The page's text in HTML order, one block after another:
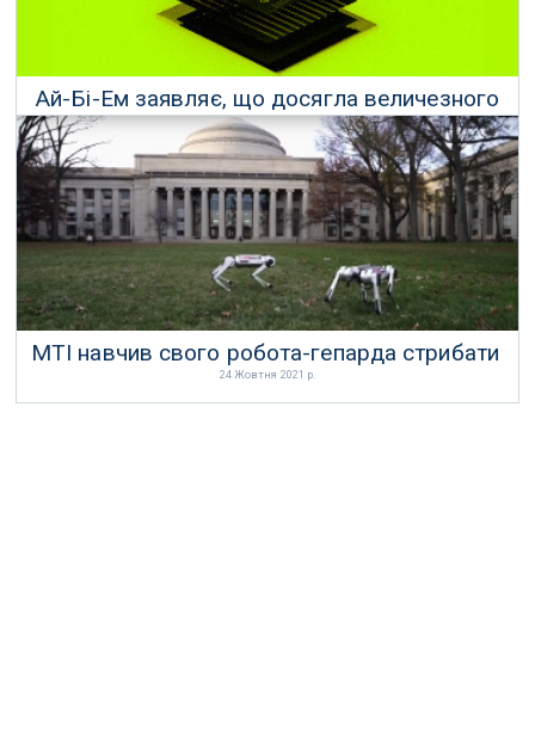
Ай-Бі-Ем заявляє, що досягла величезного
прориву в області квантових обчислень
16 Листопада 2021 р.
МТІ навчив свого робота-гепарда стрибати
24 Жовтня 2021 р.